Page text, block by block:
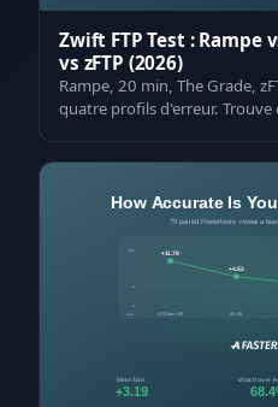
Zwift FTP Test : Rampe
vs zFTP (2026)
Rampe, 20 min, The Grade,
quatre profils d'erreur.